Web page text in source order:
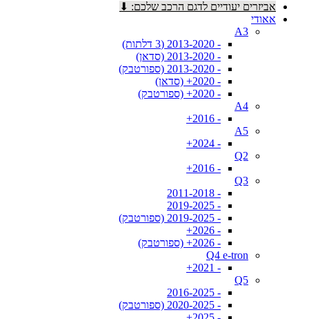
אביזרים יעודיים לדגם הרכב שלכם: ⬇
אאודי
A3
- 2013-2020 (3 דלתות)
- 2013-2020 (סדאן)
- 2013-2020 (ספורטבק)
- 2020+ (סדאן)
- 2020+ (ספורטבק)
A4
- 2016+
A5
- 2024+
Q2
- 2016+
Q3
- 2011-2018
- 2019-2025
- 2019-2025 (ספורטבק)
- 2026+
- 2026+ (ספורטבק)
Q4 e-tron
- 2021+
Q5
- 2016-2025
- 2020-2025 (ספורטבק)